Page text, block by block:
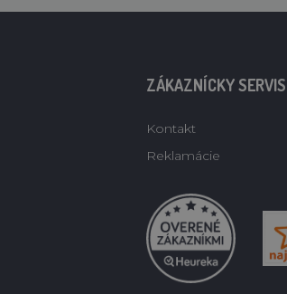
ZÁKAZNÍCKY SERVIS
Kontakt
Reklamácie